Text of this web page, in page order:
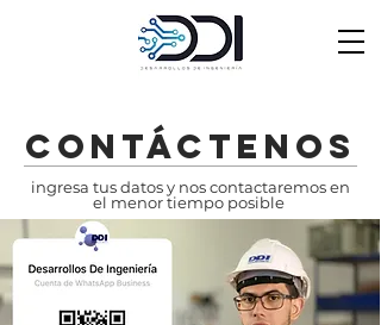
Contáctenos
ingresa tus datos y nos contactaremos en
el menor tiempo posible